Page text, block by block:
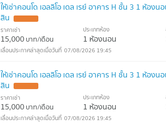
ให้เช่าคอนโด เอลลิโอ เดล เรย์ อาคาร H ชั้น 3 1 ห้อง
สิน
ราคาเช่า
15,000บาท/เดือน
ประเภทห้อง
1 ห้องนอน
07/08/2026 19:45
ให้เช่าคอนโด เอลลิโอ เดล เรย์ อาคาร H ชั้น 3 1 ห้อง
สิน
ราคาเช่า
15,000บาท/เดือน
ประเภทห้อง
1 ห้องนอน
07/08/2026 19:45